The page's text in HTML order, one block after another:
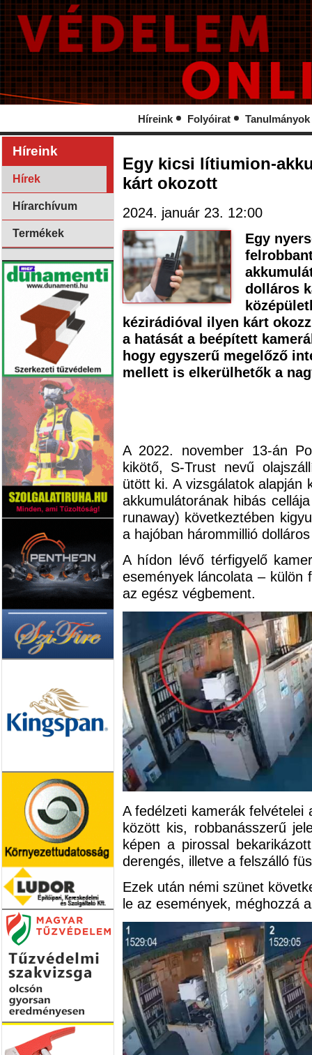
Híreink Folyóirat Tanulmányok
Híreink
Hírek
Hírarchívum
Termékek
Egy kicsi lítiumion-
kárt okozott
2024. január 23. 12:00
Egy
dolláros
kézirádióval ilyen kárt
a hatását a beépített
hogy egyszerű megelőző
mellett is elkerülhetők a
A 2022. november 13-án
kikötő, S-Trust nevű
ütött ki. A vizsgálatok alapján
akkumulátorának hibás
runaway) következtében
a hajóban hárommillió
A hídon lévő térfigyelő
események láncolata – külön
az egész végbement.
A fedélzeti kamerák felvételei
között kis, robbanásszerű
képen a pirossal
derengés, illetve a felszálló
Ezek után némi szünet
le az események, méghozzá